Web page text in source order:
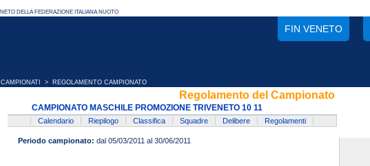
FIN VENETO
CAMPIONATI > REGOLAMENTO CAMPIONATO
Regolamento del Campionato
CAMPIONATO MASCHILE PROMOZIONE TRIVENETO 10 11
Calendario Riepilogo Classifica Squadre Delibere Regolamenti
Periodo campionato: dal 05/03/2011 al 30/06/2011